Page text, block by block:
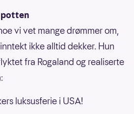
vi vet mange drømmer om,
ikke alltid dekker. Hun
fra Rogaland og realiserte
luksusferie i USA!